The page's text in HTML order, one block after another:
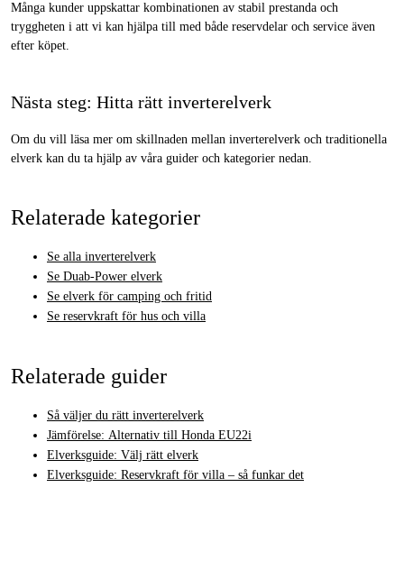
Många kunder uppskattar kombinationen av stabil prestanda och
tryggheten i att vi kan hjälpa till med både reservdelar och service även
efter köpet.
Nästa steg: Hitta rätt inverterelverk
Om du vill läsa mer om skillnaden mellan inverterelverk och traditionella
elverk kan du ta hjälp av våra guider och kategorier nedan.
Relaterade kategorier
Se alla inverterelverk
Se Duab-Power elverk
Se elverk för camping och fritid
Se reservkraft för hus och villa
Relaterade guider
Så väljer du rätt inverterelverk
Jämförelse: Alternativ till Honda EU22i
Elverksguide: Välj rätt elverk
Elverksguide: Reservkraft för villa – så funkar det